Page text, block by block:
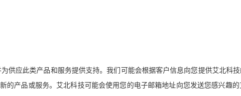
供应此类产品和服务提供支持。我们可能会根据客户信息向您提供艾北科
的产品或服务。艾北科技可能会使用您的电子邮箱地址向您发送您感兴趣